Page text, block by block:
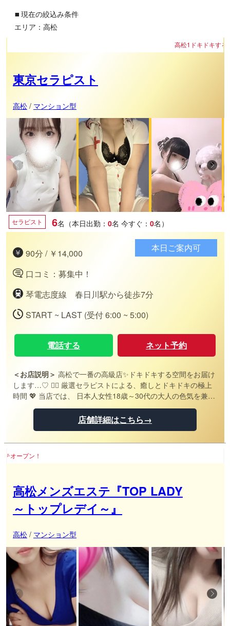
▪ 現在の絞込み条件
エリア：高松
高松1ドキドキする空間💕
東京セラピスト
高松/ マンション型
セラピスト 6名（本日出勤： 0名 今すぐ： 0名）
90分 / ￥14,000
口コミ：募集中！
琴電志度線 春日川駅から徒歩7分
START ~ LAST (受付 6:00 ~ 5:00)
本日ご案内可
電話する ネット予約
＜お店説明＞ 高松で一番の高級店✨ドキドキする空間をお届け
します…♡ 💆‍♀️ 厳選セラピストによる、癒しとドキドキの極上
時間 💖 当店では、 日本人女性18歳～30代の大人の色気を兼ね
備えたセラピストのみを採用 💋 さらに、 厳しい研修をクリア
した女性だけが、お客様をお迎えいたします✨ ✅ 滑らかなオイ
ルで肌に触れる心地よい施術💆‍♂️ ✅ 大人の魅力あふれるセラピ
忘れさせる至福のひととき へと導きます💋 この 甘美な時間
店舗詳細はこちら→
高松メンズエステ『TOP LADY
～トップレデイ～』
高松/ マンション型